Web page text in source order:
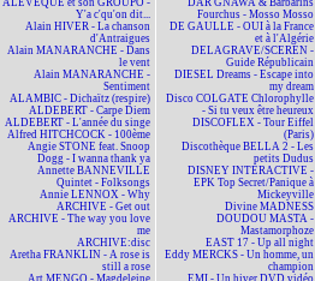
ALÉVÊQUE et son GROUPO -
Y'a c'qu'on dit...
Alain HIVER - La chanson
d'Antraigues
Alain MANARANCHE - Dans
le vent
Alain MANARANCHE -
Sentiment
ALAMBIC - Dichaïtz (respire)
ALDEBERT - Carpe Diem
ALDEBERT - L'année du singe
Alfred HITCHCOCK - 100ème
Angie STONE feat. Snoop
Dogg - I wanna thank ya
Annette BANNEVILLE
Quintet - Folksongs
Annie LENNOX - Why
ARCHIVE - Get out
ARCHIVE - The way you love
me
ARCHIVE:disc
Aretha FRANKLIN - A rose is
still a rose
Art MENGO - Magdeleine
DAR GNAWA & Barbarins
Fourchus - Mosso Mosso
DE GAULLE - OUI à la France
et à l'Algérie
DELAGRAVE/SCEREN -
Guide Républicain
DIESEL Dreams - Escape into
my dream
Disco COLGATE Chlorophylle
- Si tu veux être heureux
DISCOFLEX - Tour Eiffel
(Paris)
Discothèque BELLA 2 - Les
petits Dudus
DISNEY INTERACTIVE -
EPK Top Secret/Panique à
Mickeyville
Divine MADNESS
DOUDOU MASTA -
Mastamorphoze
EAST 17 - Up all night
Eddy MERCKS - Un homme, un
champion
EMI - Un hiver DVD vidéo